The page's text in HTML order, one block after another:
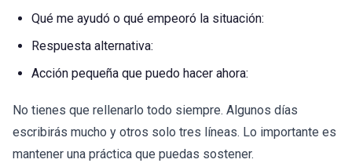
Qué me ayudó o qué empeoró la situación:
Respuesta alternativa:
Acción pequeña que puedo hacer ahora:
No tienes que rellenarlo todo siempre. Algunos días
escribirás mucho y otros solo tres líneas. Lo importante es
mantener una práctica que puedas sostener.